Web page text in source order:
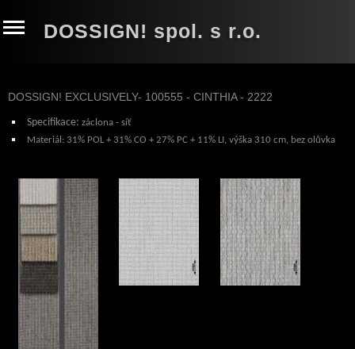
DOSSIGN! spol. s r.o.
DOSSIGN! EXCLUSIVELY- 100555 - CINTHIA - 2222
Specifikace: záclona - síť
Materiál: 31% POL + 31% CO + 27% PC + 11% LI, výška 310 cm, bez olůvka